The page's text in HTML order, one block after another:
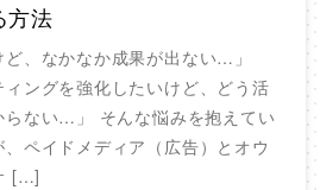
方法
ど、なかなか成果が出ない…」
ィングを強化したいけど、どう活
らない…」 そんな悩みを抱えてい
ペイドメディア（広告）とオウ
[…]